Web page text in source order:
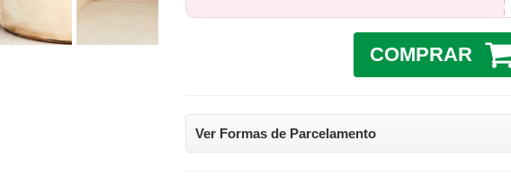
COMPRAR
Ver Formas de Parcelamento